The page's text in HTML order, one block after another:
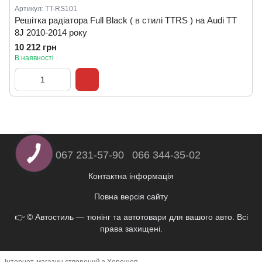
Артикул: TT-RS101
Решітка радіатора Full Black ( в стилі TTRS ) на Audi TT
8J 2010-2014 року
10 212 грн
В наявності
067 231-57-90 066 344-35-02
Контактна інформація
Повна версія сайту
👉 © Автостиль — тюнінг та автотовари для вашого авто. Всі
права захищені.